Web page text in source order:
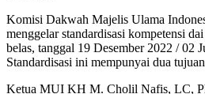
Komisi Dakwah Majelis Ulama
menggelar standardisasi kompetensi
belas, tanggal 19 Desember 2022 / 02
Standardisasi ini mempunyai dua
Ketua MUI KH M. Cholil Nafis, LC,